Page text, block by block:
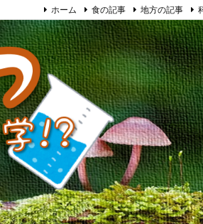
ホーム 食の記事 地方の記事